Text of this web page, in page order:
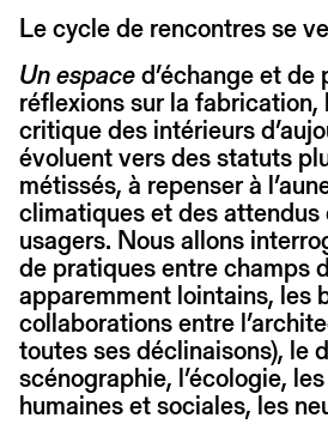
Le cycle de rencontres se
Un espaced’échange et de
réflexions sur la fabrication,
critique des intérieurs
évoluent vers des statuts
métissés, à repenser à
climatiques et des attendus
usagers. Nous allons
de pratiques entre champs
apparemment lointains, les
collaborations entre
toutes ses déclinaisons), le
scénographie, l’écologie,
humaines et sociales, les